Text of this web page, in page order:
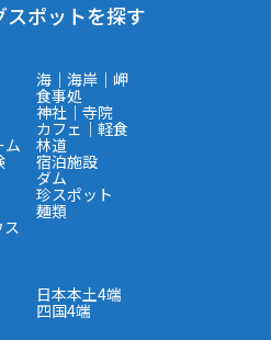
ポットを探す
海｜海岸｜岬
食事処
神社｜寺院
カフェ｜軽食
ム 林道
宿泊施設
ダム
珍スポット
麺類
ス
日本本土4端
四国4端